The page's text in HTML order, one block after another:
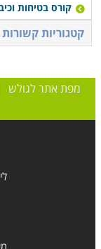
קורס בטיחות
קטגוריות קשורות
מפת אתר לגולש